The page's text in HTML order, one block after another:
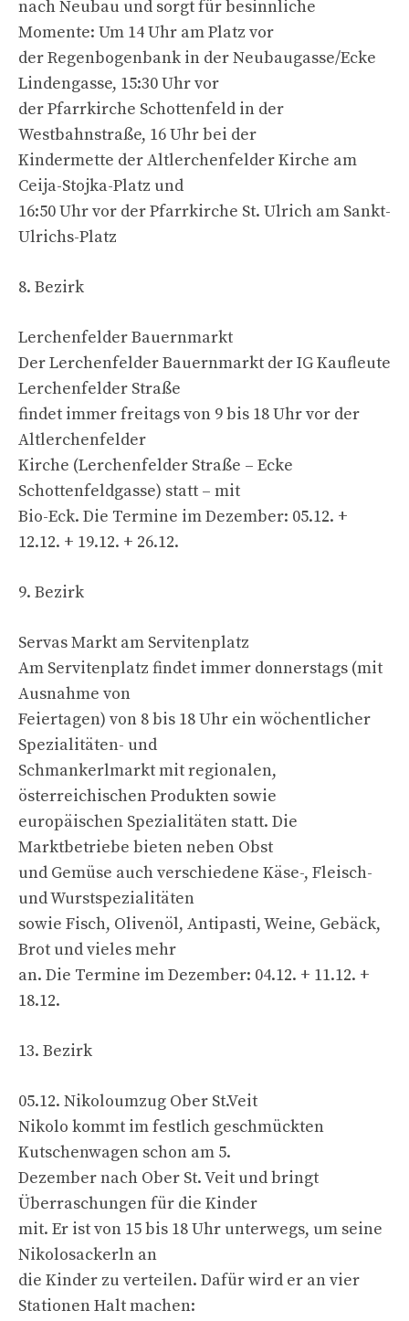
nach Neubau und sorgt für besinnliche
Momente: Um 14 Uhr am Platz vor
der Regenbogenbank in der Neubaugasse/Ecke
Lindengasse, 15:30 Uhr vor
der Pfarrkirche Schottenfeld in der
Westbahnstraße, 16 Uhr bei der
Kindermette der Altlerchenfelder Kirche am
Ceija-Stojka-Platz und
16:50 Uhr vor der Pfarrkirche St. Ulrich am Sankt-
Ulrichs-Platz
8. Bezirk
Lerchenfelder Bauernmarkt
Der Lerchenfelder Bauernmarkt der IG Kaufleute
Lerchenfelder Straße
findet immer freitags von 9 bis 18 Uhr vor der
Altlerchenfelder
Kirche (Lerchenfelder Straße – Ecke
Schottenfeldgasse) statt – mit
Bio-Eck. Die Termine im Dezember: 05.12. +
12.12. + 19.12. + 26.12.
9. Bezirk
Servas Markt am Servitenplatz
Am Servitenplatz findet immer donnerstags (mit
Ausnahme von
Feiertagen) von 8 bis 18 Uhr ein wöchentlicher
Spezialitäten- und
Schmankerlmarkt mit regionalen,
österreichischen Produkten sowie
europäischen Spezialitäten statt. Die
Marktbetriebe bieten neben Obst
und Gemüse auch verschiedene Käse-, Fleisch-
und Wurstspezialitäten
sowie Fisch, Olivenöl, Antipasti, Weine, Gebäck,
Brot und vieles mehr
an. Die Termine im Dezember: 04.12. + 11.12. +
18.12.
13. Bezirk
05.12. Nikoloumzug Ober St.Veit
Nikolo kommt im festlich geschmückten
Kutschenwagen schon am 5.
Dezember nach Ober St. Veit und bringt
Überraschungen für die Kinder
mit. Er ist von 15 bis 18 Uhr unterwegs, um seine
Nikolosackerln an
die Kinder zu verteilen. Dafür wird er an vier
Stationen Halt machen: